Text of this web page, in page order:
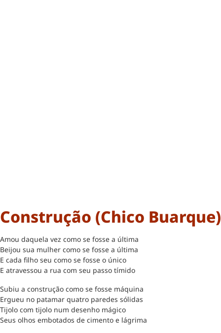
Construção (Chico Buarque)
Amou daquela vez como se fosse a última
Beijou sua mulher como se fosse a última
E cada filho seu como se fosse o único
E atravessou a rua com seu passo tímido
Subiu a construção como se fosse máquina
Ergueu no patamar quatro paredes sólidas
Tijolo com tijolo num desenho mágico
Seus olhos embotados de cimento e lágrima